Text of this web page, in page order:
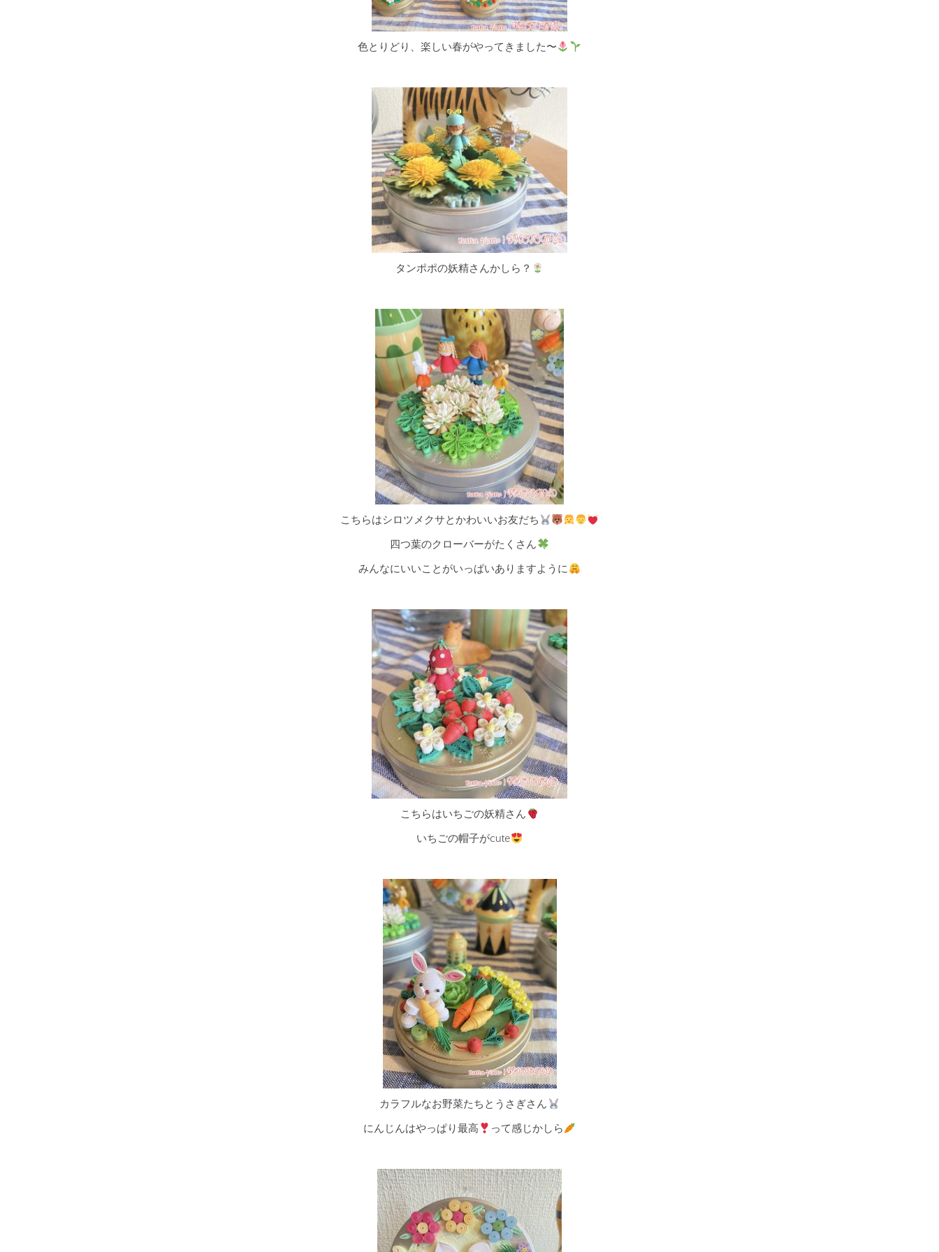
色とりどり、楽しい春がやってきました〜
タンポポの妖精さんかしら？
こちらはシロツメクサとかわいいお友だち
四つ葉のクローバーがたくさん
みんなにいいことがいっぱいありますように
こちらはいちごの妖精さん
いちごの帽子がcute
カラフルなお野菜たちとうさぎさん
にんじんはやっぱり最高
って感じかしら